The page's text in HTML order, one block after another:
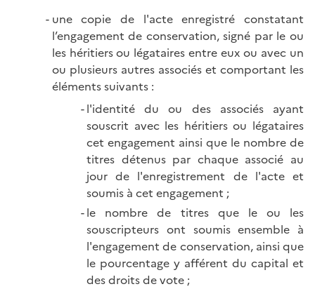
une copie de l'acte enregistré constatant
l’engagement de conservation, signé par le ou
les héritiers ou légataires entre eux ou avec un
ou plusieurs autres associés et comportant les
éléments suivants :
l'identité du ou des associés ayant
souscrit avec les héritiers ou légataires
cet engagement ainsi que le nombre de
titres détenus par chaque associé au
jour de l'enregistrement de l'acte et
soumis à cet engagement ;
le nombre de titres que le ou les
souscripteurs ont soumis ensemble à
l'engagement de conservation, ainsi que
le pourcentage y afférent du capital et
des droits de vote ;